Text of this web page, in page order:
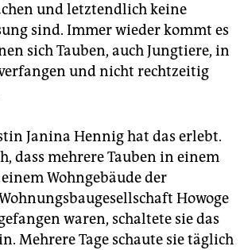
und letztendlich keine
sind. Immer wieder kommt es
sich Tauben, auch Jungtiere, in
und nicht rechtzeitig
Janina Hennig hat das erlebt.
dass mehrere Tauben in einem
Wohngebäude der
Howoge
waren, schaltete sie das
Mehrere Tage schaute sie täglich